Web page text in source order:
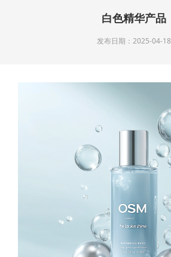
白色精华产品
发布日期：2025-04-18